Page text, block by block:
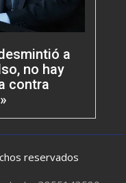
a
no hay
contra
reservados